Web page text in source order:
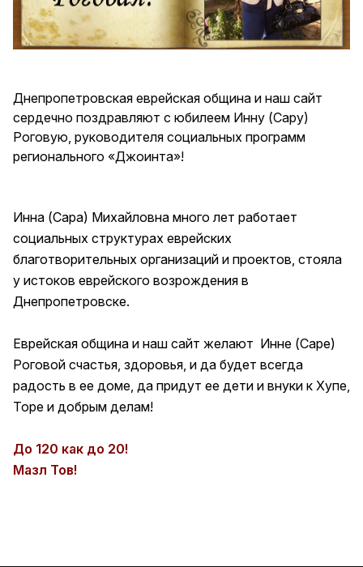
Днепропетровская еврейская община и наш сайт
сердечно поздравляют с юбилеем Инну (Сару)
Роговую, руководителя социальных программ
регионального «Джоинта»!
Инна (Сара) Михайловна много лет работает
социальных структурах еврейских
благотворительных организаций и проектов, стояла
у истоков еврейского возрождения в
Днепропетровске.
Еврейская община и наш сайт желают Инне (Саре)
Роговой счастья, здоровья, и да будет всегда
радость в ее доме, да придут ее дети и внуки к Хупе,
Торе и добрым делам!
До 120 как до 20!
Мазл Тов!